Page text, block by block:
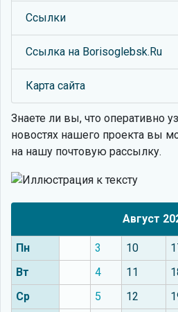
Ссылки
Ссылка на Borisoglebsk.Ru
Карта сайта
Знаете ли вы, что оперативно
новостях нашего проекта вы
на нашу почтовую рассылку.
Август
Пн 3 10
Вт
4 11
Ср
5 12